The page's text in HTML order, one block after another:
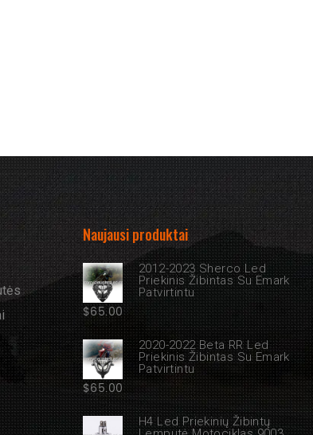
Naujausi produktai
2012-2023 Sherco Led
Priekinis Žibintas Su Emark
Patvirtintu
$65.00
2020-2022 Beta RR Led
Priekinis Žibintas Su Emark
Patvirtintu
$65.00
H4 Led Priekinių Žibintų